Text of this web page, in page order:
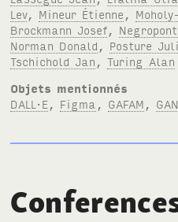
Lev, Mineur Étienne
Brockmann Josef
Norman Donald
Posture
Tschichold Jan ,Turing Alan
Objets mentionnés
DALL·E
Figma GAFAM GAN